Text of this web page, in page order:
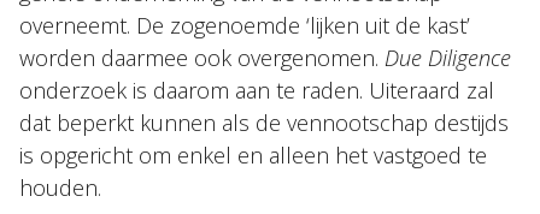
overneemt. De zogenoemde ‘lijken uit de kast’
worden daarmee ook overgenomen. Due Diligence
onderzoek is daarom aan te raden. Uiteraard zal
dat beperkt kunnen als de vennootschap destijds
is opgericht om enkel en alleen het vastgoed te
houden.